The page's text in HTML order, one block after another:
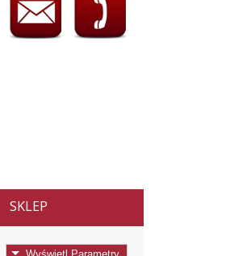
SKLEP